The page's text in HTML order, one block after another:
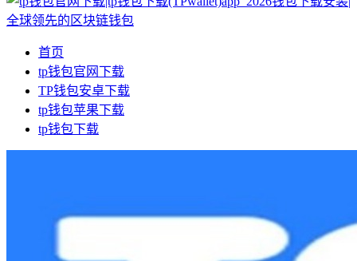
首页
tp钱包官网下载
TP钱包安卓下载
tp钱包苹果下载
tp钱包下载